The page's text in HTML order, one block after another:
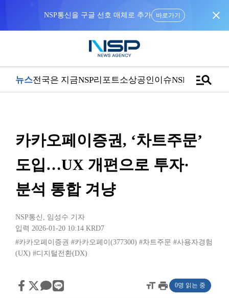
NSP통신을 구글 선호 매체로 추가 바로가기 close
뉴스전국은 지금NSP리포트소상공인이슈NSPTVmanage_search
카카오페이증권, ‘차트주문’
도입…UX 개편으로 투자·
분석 통합 겨냥
NSP통신 , 임성수 기자
입력 2026-01-20 10:14 KRD7
#카카오페이증권 #카카오페이(377300) #차트주문 #사용자경험
(UX) #디지털전환(DX)
format_sizeprint 0명 읽는 중